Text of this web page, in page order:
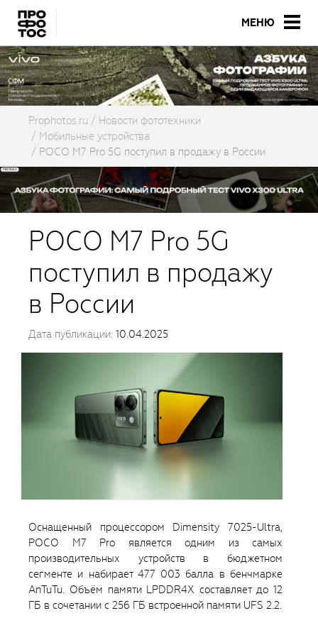
МЕНЮ
Prophotos.ru
Новости фототехники
Мобильные устройства
POCO M7 Pro 5G поступил в продажу в России
POCO M7 Pro 5G
поступил в продажу
в России
Дата публикации: 10.04.2025
Оснащенный процессором Dimensity 7025-Ultra,
POCO M7 Pro является одним из самых
производительных устройств в бюджетном
сегменте и набирает 477 003 балла в бенчмарке
AnTuTu. Объём памяти LPDDR4X составляет до 12
ГБ в сочетании с 256 ГБ встроенной памяти UFS 2.2.